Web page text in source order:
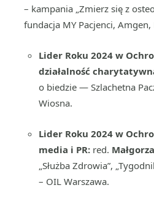
– kampania „Zmierz się z
fundacja MY Pacjenci, Amgen,
Lider Roku 2024 w
działalność
o biedzie — Szlachetna
Wiosna.
Lider Roku 2024 w
media i PR: red.
„Służba Zdrowia”,
– OIL Warszawa.